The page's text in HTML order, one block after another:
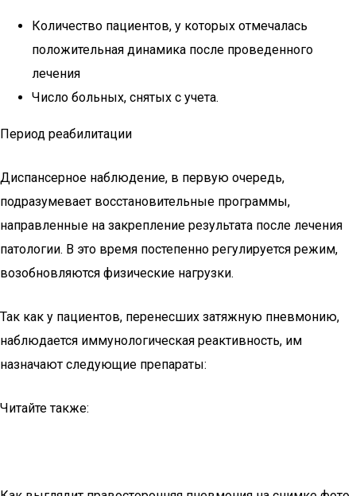
Количество пациентов, у которых отмечалась
положительная динамика после проведенного
лечения
Число больных, снятых с учета.
Период реабилитации
Диспансерное наблюдение, в первую очередь,
подразумевает восстановительные программы,
направленные на закрепление результата после лечения
патологии. В это время постепенно регулируется режим,
возобновляются физические нагрузки.
Так как у пациентов, перенесших затяжную пневмонию,
наблюдается иммунологическая реактивность, им
назначают следующие препараты:
Читайте также: